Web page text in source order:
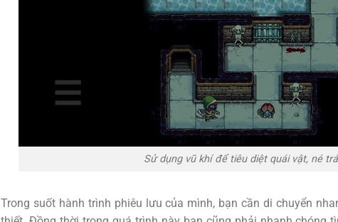
Sử dụng vũ khí để tiêu diệt quái vật, né
Trong suốt hành trình phiêu lưu của mình, bạn cần di chuyển